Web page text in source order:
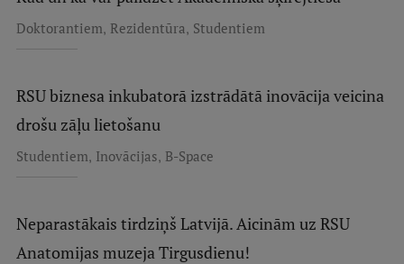
Doktorantiem, Rezidentūra, Studentiem
RSU biznesa inkubatorā izstrādātā inovācija veicina
drošu zāļu lietošanu
Studentiem, Inovācijas, B-Space
Neparastākais tirdziņš Latvijā. Aicinām uz RSU
Anatomijas muzeja Tirgusdienu!